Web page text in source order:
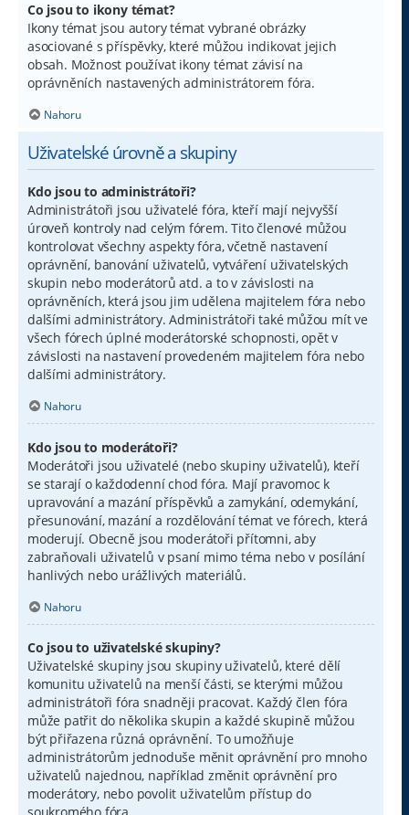
Co jsou to ikony témat?
Ikony témat jsou autory témat vybrané obrázky
asociované s příspěvky, které můžou indikovat jejich
obsah. Možnost používat ikony témat závisí na
oprávněních nastavených administrátorem fóra.
Nahoru
Uživatelské úrovně a skupiny
Kdo jsou to administrátoři?
Administrátoři jsou uživatelé fóra, kteří mají nejvyšší
úroveň kontroly nad celým fórem. Tito členové můžou
kontrolovat všechny aspekty fóra, včetně nastavení
oprávnění, banování uživatelů, vytváření uživatelských
skupin nebo moderátorů atd. a to v závislosti na
oprávněních, která jsou jim udělena majitelem fóra nebo
dalšími administrátory. Administrátoři také můžou mít ve
všech fórech úplné moderátorské schopnosti, opět v
závislosti na nastavení provedeném majitelem fóra nebo
dalšími administrátory.
Nahoru
Kdo jsou to moderátoři?
Moderátoři jsou uživatelé (nebo skupiny uživatelů), kteří
se starají o každodenní chod fóra. Mají pravomoc k
upravování a mazání příspěvků a zamykání, odemykání,
přesunování, mazání a rozdělování témat ve fórech, která
moderují. Obecně jsou moderátoři přítomni, aby
zabraňovali uživatelů v psaní mimo téma nebo v posílání
hanlivých nebo urážlivých materiálů.
Nahoru
Co jsou to uživatelské skupiny?
Uživatelské skupiny jsou skupiny uživatelů, které dělí
komunitu uživatelů na menší části, se kterými můžou
administrátoři fóra snadněji pracovat. Každý člen fóra
může patřit do několika skupin a každé skupině můžou
být přiřazena různá oprávnění. To umožňuje
administrátorům jednoduše měnit oprávnění pro mnoho
uživatelů najednou, například změnit oprávnění pro
moderátory, nebo povolit uživatelům přístup do